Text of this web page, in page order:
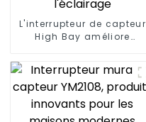
L'interrupteur de capteur
High Bay améliore